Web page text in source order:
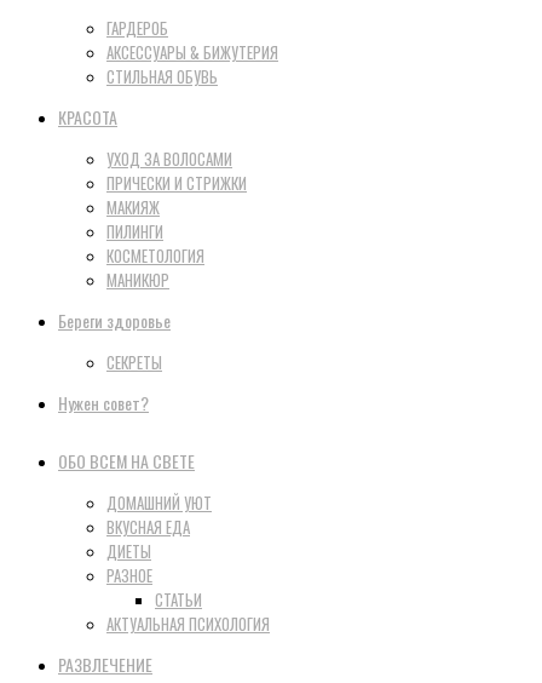
ГАРДЕРОБ
АКСЕССУАРЫ & БИЖУТЕРИЯ
СТИЛЬНАЯ ОБУВЬ
КРАСОТА
УХОД ЗА ВОЛОСАМИ
ПРИЧЕСКИ И СТРИЖКИ
МАКИЯЖ
ПИЛИНГИ
КОСМЕТОЛОГИЯ
МАНИКЮР
Береги здоровье
СЕКРЕТЫ
Нужен совет?
ОБО ВСЕМ НА СВЕТЕ
ДОМАШНИЙ УЮТ
ВКУСНАЯ ЕДА
ДИЕТЫ
РАЗНОЕ
СТАТЬИ
АКТУАЛЬНАЯ ПСИХОЛОГИЯ
РАЗВЛЕЧЕНИЕ